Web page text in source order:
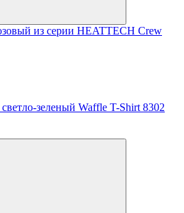
из серии HEATTECH Crew